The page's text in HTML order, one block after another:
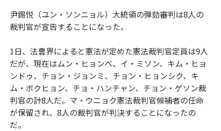
尹錫悦（ユン・ソンニョル）大統領の弾劾審判は8人の
裁判官が宣告することになった。
1日、法曹界によると憲法が定めた憲法裁判官定員は9人
だが、現在はムン・ヒョンベ、イ・ミソン、キム・ヒョ
ンドゥ、チョン・ジョンミ、チョン・ヒョンシク、キ
ム・ボクヒョン、チョ・ハンチャン、チョン・ゲソン裁
判官の計8人だ。マ・ウニョク憲法裁判官候補者の任命
が保留され、8人の裁判官が判決することになったの
だ。